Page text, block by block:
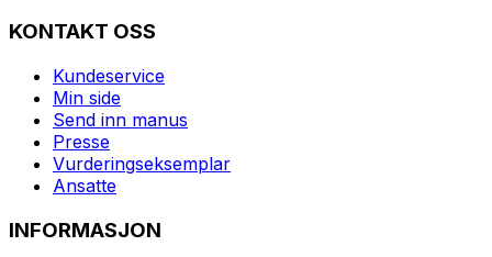
KONTAKT OSS
Kundeservice
Min side
Send inn manus
Presse
Vurderingseksemplar
Ansatte
INFORMASJON